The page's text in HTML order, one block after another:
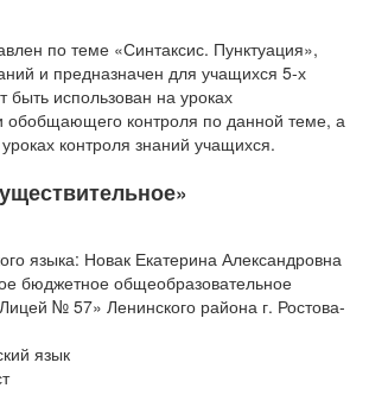
по теме «Синтаксис. Пунктуация»,
и предназначен для учащихся 5-х
быть использован на уроках
обобщающего контроля по данной теме, а
контроля знаний учащихся.
языка: Новак Екатерина Александровна
бюджетное общеобразовательное
№ 57» Ленинского района г. Ростова-
язык